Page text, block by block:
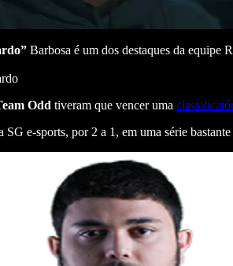
Barbosa é um dos destaques da equipe
Odd tiveram que vencer uma
e-sports, por 2 a 1, em uma série